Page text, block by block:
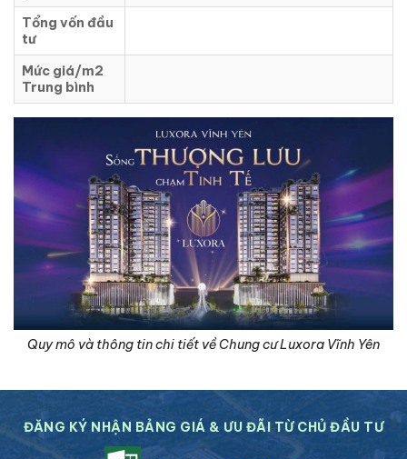
Tổng vốn đầu
tư
Mức giá/m2
Trung bình
Quy mô và thông tin chi tiết về Chung cư Luxora Vĩnh Yên
ĐĂNG KÝ NHẬN BẢNG GIÁ & ƯU ĐÃI TỪ CHỦ ĐẦU TƯ